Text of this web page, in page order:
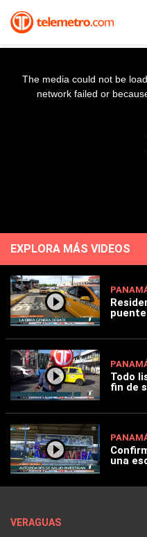
The media could not be
network failed or
EXPLORA MÁS VIDEOS
Todo
fin de
una
VERAGUAS